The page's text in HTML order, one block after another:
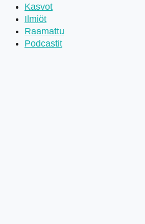
Kasvot
Ilmiöt
Raamattu
Podcastit